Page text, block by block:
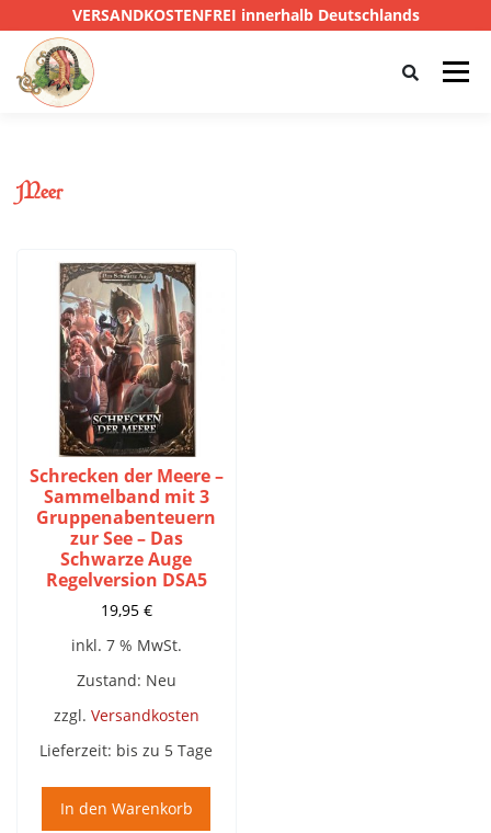
VERSANDKOSTENFREI innerhalb Deutschlands
Menü
SONSTIGE
Meer
Schrecken der Meere –
Sammelband mit 3
Gruppenabenteuern
zur See – Das
Schwarze Auge
Regelversion DSA5
19,95 €
inkl. 7 % MwSt.
Zustand: Neu
zzgl. Versandkosten
Lieferzeit: bis zu 5 Tage
In den Warenkorb